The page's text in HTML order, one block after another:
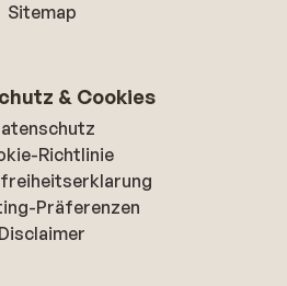
Sitemap
& Cookies
Richtlinie
Präferenzen
Disclaimer